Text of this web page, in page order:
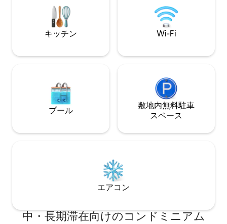
駐車場、スカイトレインへのアクセスが
簡単、近くにLimeの自転車/スクーター、
そしてPelotonでルーティンを続けること
ができます。
ご自宅にいるかの
駐車場はありませ
キッチン Wi-Fi
プール
敷地内無料駐⁠車
ス⁠ペ⁠ー⁠ス
エアコン
中・長期滞在向けのコンドミニアム